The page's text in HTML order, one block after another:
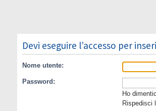
Devi eseguire l’accesso per
Nome utente:
Password:
Ho
Rispedisci